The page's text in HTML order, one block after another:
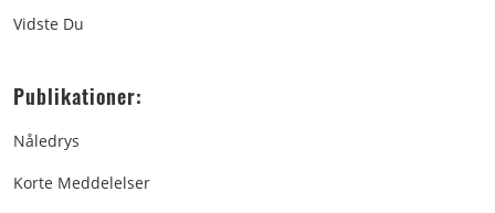
Vidste Du
Publikationer:
Nåledrys
Korte Meddelelser